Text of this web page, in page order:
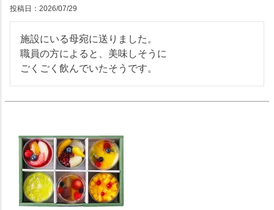
投稿日
2026/07/29
施設にいる母宛に送りました。
職員の方によると、美味しそうに
ごくごく飲んでいたそうです。